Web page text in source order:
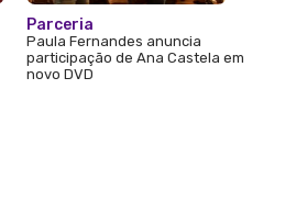
Parceria
Paula Fernandes anuncia
participação de Ana Castela em
novo DVD